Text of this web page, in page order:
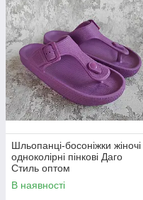
Шльопанці-босоніжки жіночі
одноколірні пінкові Даго
Стиль оптом
В наявності